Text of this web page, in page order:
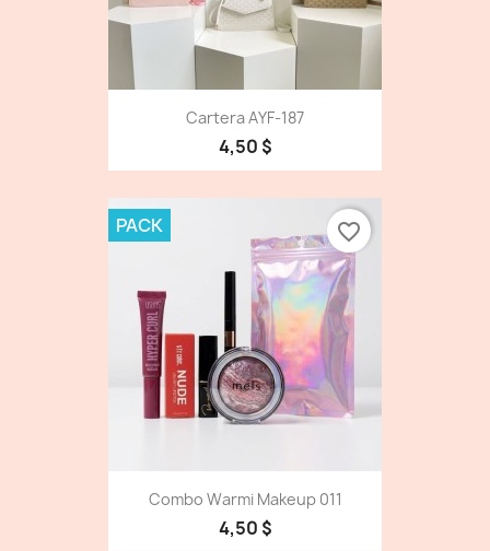
Cartera AYF-187
4,50 $
Combo Warmi Makeup 011
4,50 $
PACK favorite_border